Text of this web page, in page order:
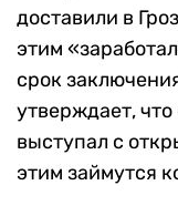
доставили в
этим
срок
утверждает,
выступал с
этим займутся